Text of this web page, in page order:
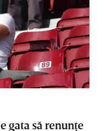
gata să renunţe